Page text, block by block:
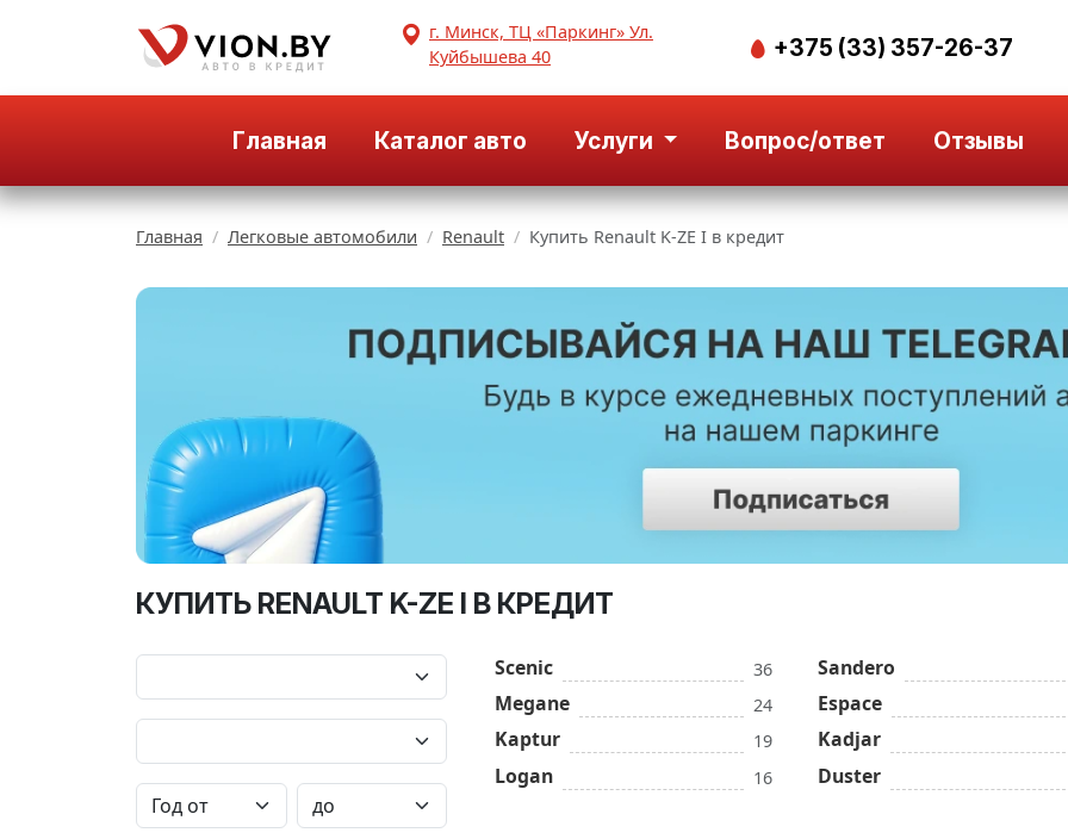
г. Минск, ТЦ «Паркинг» Ул.
Куйбышева 40
+375 (33) 357-26-37
Главная Каталог авто Услуги Вопрос/ответ Отзывы
Главная Легковые автомобили Renault Купить Renault K-ZE I в кредит
КУПИТЬ RENAULT K-ZE I В КРЕДИТ
Scenic 36
Megane 24
Kaptur 19
Logan 16
Sandero
Espace
Kadjar
Duster